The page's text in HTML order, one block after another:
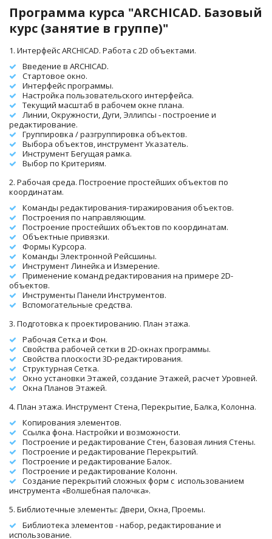
Программа курса "ARCHICAD. Базовый
курс (занятие в группе)"
1. Интерфейс ARCHICAD. Работа с 2D объектами.
Введение в ARCHICAD.
Стартовое окно.
Интерфейс программы.
Настройка пользовательского интерфейса.
Текущий масштаб в рабочем окне плана.
Линии, Окружности, Дуги, Эллипсы - построение и
редактирование.
Группировка / разгруппировка объектов.
Выбора объектов, инструмент Указатель.
Инструмент Бегущая рамка.
Выбор по Критериям.
2. Рабочая среда. Построение простейших объектов по
координатам.
Команды редактирования-тиражирования объектов.
Построения по направляющим.
Построение простейших объектов по координатам.
Объектные привязки.
Формы Курсора.
Команды Электронной Рейсшины.
Инструмент Линейка и Измерение.
Применение команд редактирования на примере 2D-
объектов.
Инструменты Панели Инструментов.
Вспомогательные средства.
3. Подготовка к проектированию. План этажа.
Рабочая Сетка и Фон.
Свойства рабочей сетки в 2D-окнах программы.
Свойства плоскости 3D-редактирования.
Структурная Сетка.
Окно установки Этажей, создание Этажей, расчет Уровней.
Окна Планов Этажей.
4. План этажа. Инструмент Стена, Перекрытие, Балка, Колонна.
Копирования элементов.
Ссылка фона. Настройки и возможности.
Построение и редактирование Стен, базовая линия Стены.
Построение и редактирование Перекрытий.
Построение и редактирование Балок.
Построение и редактирование Колонн.
Создание перекрытий сложных форм с  использованием
инструмента «Волшебная палочка».
5. Библиотечные элементы: Двери, Окна, Проемы.
Библиотека элементов - набор, редактирование и
использование.